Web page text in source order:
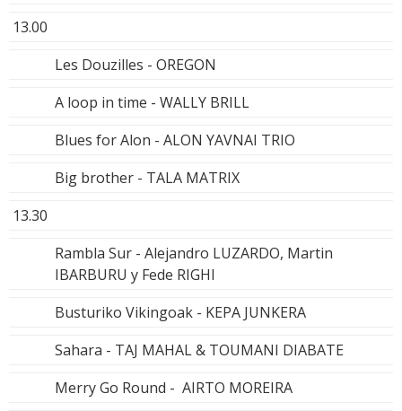
13.00
Les Douzilles - OREGON
A loop in time - WALLY BRILL
Blues for Alon - ALON YAVNAI TRIO
Big brother - TALA MATRIX
13.30
Rambla Sur - Alejandro LUZARDO, Martin
IBARBURU y Fede RIGHI
Busturiko Vikingoak - KEPA JUNKERA
Sahara - TAJ MAHAL & TOUMANI DIABATE
Merry Go Round - AIRTO MOREIRA